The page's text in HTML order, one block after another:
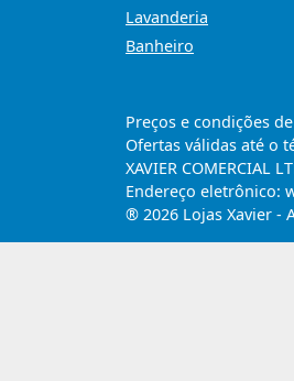
Lavanderia
Banheiro
Preços e condições
Ofertas válidas até o
XAVIER COMERCIAL
Endereço eletrônico:
® 2026 Lojas Xavier -